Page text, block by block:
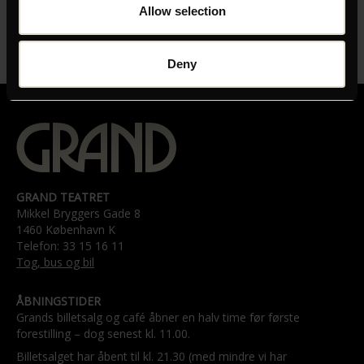
Allow selection
Deny
GRAND TEATRET
Mikkel Bryggers Gade 8
1460 København K
Telefon: 33 15 16 11
Tog, bus og bil
ÅBNINGSTIDER
Grands billetsalg og café åbner en halv time før første
forestilling – dog senest kl. 11.00.
Billetsalget har åbent til kl. 21.30 (med mindre vi har